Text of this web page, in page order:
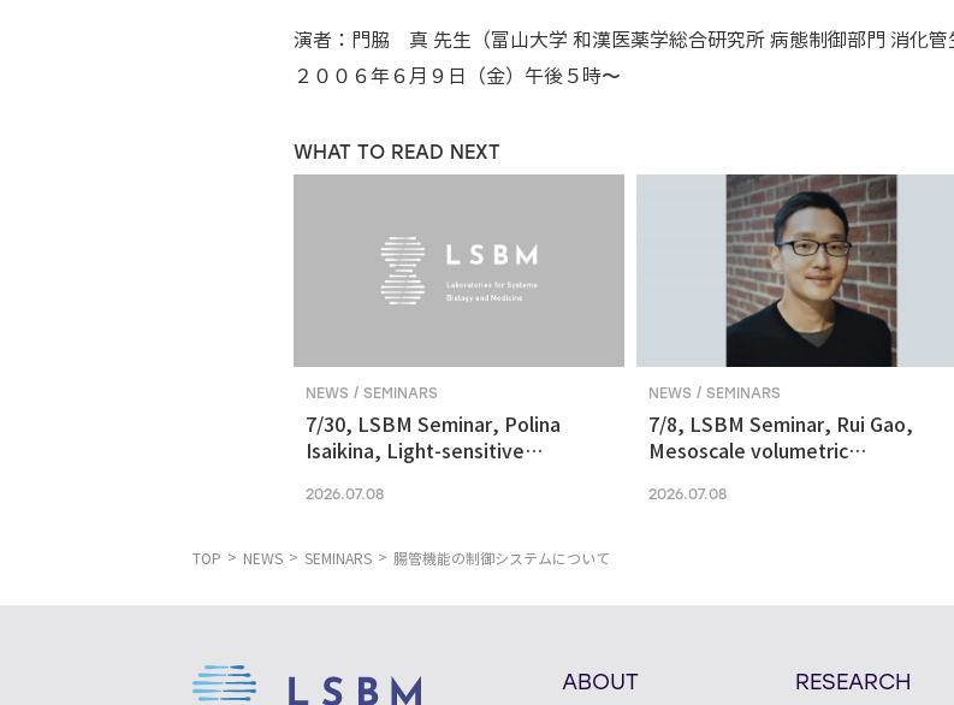
演者：門脇 真 先生（富山大学 和漢医薬学総合研究所 病態制御部門 消化管
２００６年６月９日（金）午後５時〜
WHAT TO READ NEXT
NEWS / SEMINARS
7/30, LSBM Seminar, Polina
Isaikina, Light-sensitive
Optogenetics
2026.07.08
NEWS / SEMINARS
7/8, LSBM Seminar, Rui Gao,
Mesoscale volumetric
nanoscale resolution via
2026.07.08
TOP NEWS SEMINARS 腸管機能の制御システムについて
ABOUT RESEARCH